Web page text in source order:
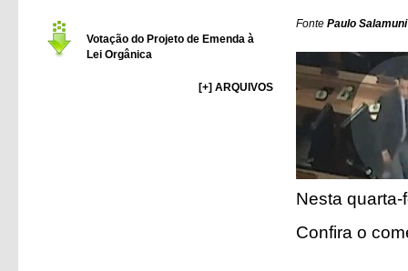
Votação do Projeto de Emenda à
Lei Orgânica
[+] ARQUIVOS
Fonte Paulo
Nesta
Confira o